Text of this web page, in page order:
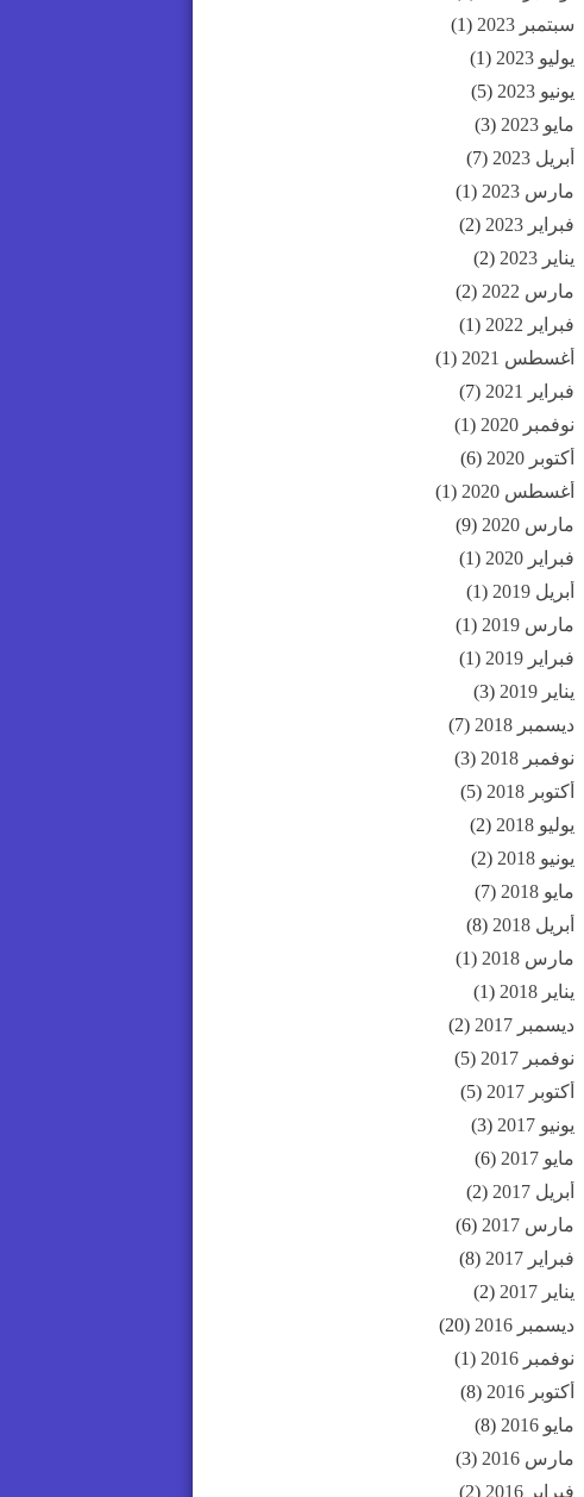
سبتمبر 2023
(1)
يوليو 2023
(1)
يونيو 2023
(5)
مايو 2023
(3)
أبريل 2023
(7)
مارس 2023
(1)
فبراير 2023
(2)
يناير 2023
(2)
مارس 2022
(2)
فبراير 2022
(1)
أغسطس 2021
(1)
فبراير 2021
(7)
نوفمبر 2020
(1)
أكتوبر 2020
(6)
أغسطس 2020
(1)
مارس 2020
(9)
فبراير 2020
(1)
أبريل 2019
(1)
مارس 2019
(1)
فبراير 2019
(1)
يناير 2019
(3)
ديسمبر 2018
(7)
نوفمبر 2018
(3)
أكتوبر 2018
(5)
يوليو 2018
(2)
يونيو 2018
(2)
مايو 2018
(7)
أبريل 2018
(8)
مارس 2018
(1)
يناير 2018
(1)
ديسمبر 2017
(2)
نوفمبر 2017
(5)
أكتوبر 2017
(5)
يونيو 2017
(3)
مايو 2017
(6)
أبريل 2017
(2)
مارس 2017
(6)
فبراير 2017
(8)
يناير 2017
(2)
ديسمبر 2016
(20)
نوفمبر 2016
(1)
أكتوبر 2016
(8)
مايو 2016
(8)
مارس 2016
(3)
فبراير 2016
(2)